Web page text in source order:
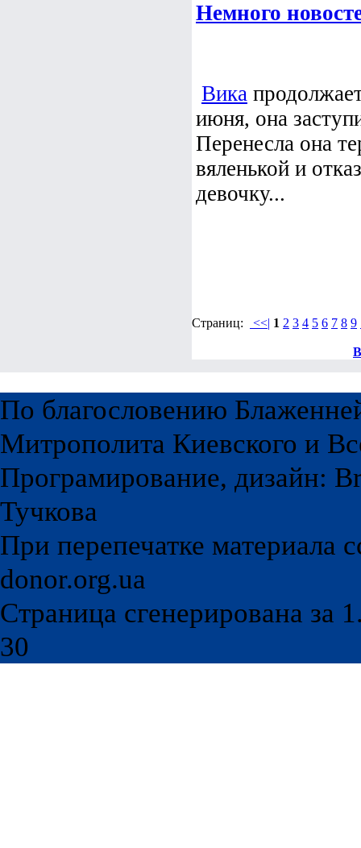
Немного
Вика
июня, она
Перенесла она
вяленькой и
девочку...
Страниц: <<| 1 2 3 4 5 6 7 8 9
По благословению
Митрополита Киевского и
Програмирование, дизайн:
Тучкова
При перепечатке материала
donor.org.ua
Страница сгенерирована за
30